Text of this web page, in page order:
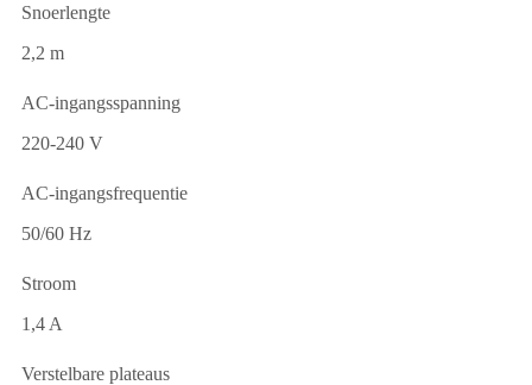
Snoerlengte
2,2 m
AC-ingangsspanning
220-240 V
AC-ingangsfrequentie
50/60 Hz
Stroom
1,4 A
Verstelbare plateaus